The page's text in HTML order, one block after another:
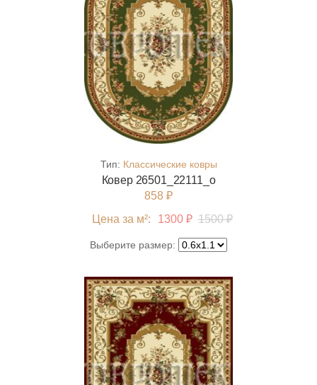
Тип: Классические ковры
Ковер 26501_22111_o
858 ₽
Цена за м²:
1300 ₽ 1500 ₽
Выберите размер: